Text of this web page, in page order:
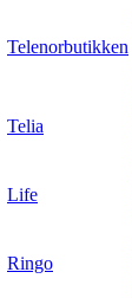
Telenorbutikken
Telia
Life
Ringo